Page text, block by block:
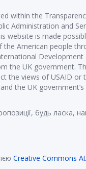
within the
Administration and
website is made
the American people
Development
the UK government.
the views of USAID or
the UK
будь ласка,
Creative Commons